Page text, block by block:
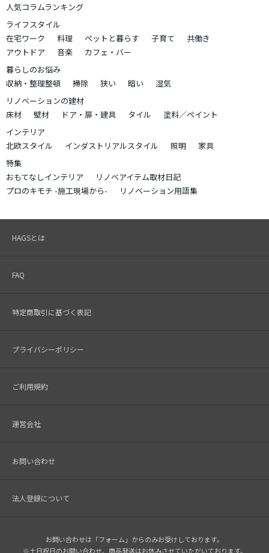
人気コラムランキング
ライフスタイル
在宅ワーク
料理 ペットと暮らす 子育て
共働き
アウトドア
音楽
カフェ・バー
暮らしのお悩み
収納・整理整頓
掃除 狭い 暗い
湿気
リノベーションの建材
床材
壁材 ドア・扉・建具 タイル
塗料／ペイント
インテリア
北欧スタイル
インダストリアルスタイル 照明
家具
特集
おもてなしインテリア
リノベアイテム取材日記
プロのキモチ -施工現場から-
リノベーション用語集
HAGSとは
FAQ
特定商取引に基づく表記
プライバシーポリシー
ご利用規約
運営会社
お問い合わせ
法人登録について
お問い合わせは「フォーム」からのみお受けしております。
※土日祝日のお問い合わせ、商品発送はお休みさせていただいております。